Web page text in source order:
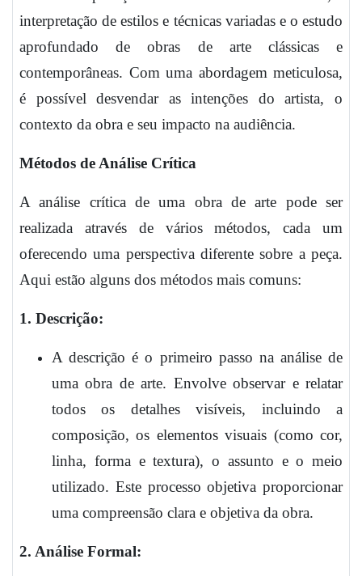
interpretação de estilos e técnicas variadas e o estudo
aprofundado de obras de arte clássicas e
contemporâneas. Com uma abordagem meticulosa,
é possível desvendar as intenções do artista, o
contexto da obra e seu impacto na audiência.
Métodos de Análise Crítica
A análise crítica de uma obra de arte pode ser
realizada através de vários métodos, cada um
oferecendo uma perspectiva diferente sobre a peça.
Aqui estão alguns dos métodos mais comuns:
1. Descrição:
A descrição é o primeiro passo na análise de
uma obra de arte. Envolve observar e relatar
todos os detalhes visíveis, incluindo a
composição, os elementos visuais (como cor,
linha, forma e textura), o assunto e o meio
utilizado. Este processo objetiva proporcionar
uma compreensão clara e objetiva da obra.
2. Análise Formal: